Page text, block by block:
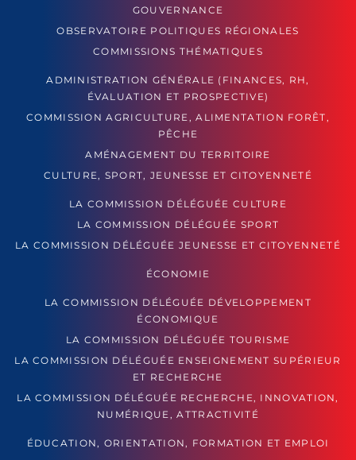
GOUVERNANCE
OBSERVATOIRE POLITIQUES RÉGIONALES
COMMISSIONS THÉMATIQUES
ADMINISTRATION GÉNÉRALE (FINANCES, RH,
ÉVALUATION ET PROSPECTIVE)
COMMISSION AGRICULTURE, ALIMENTATION FORÊT,
PÊCHE
AMÉNAGEMENT DU TERRITOIRE
CULTURE, SPORT, JEUNESSE ET CITOYENNETÉ
LA COMMISSION DÉLÉGUÉE CULTURE
LA COMMISSION DÉLÉGUÉE SPORT
LA COMMISSION DÉLÉGUÉE JEUNESSE ET CITOYENNETÉ
ÉCONOMIE
LA COMMISSION DÉLÉGUÉE DÉVELOPPEMENT
ÉCONOMIQUE
LA COMMISSION DÉLÉGUÉE TOURISME
LA COMMISSION DÉLÉGUÉE ENSEIGNEMENT SUPÉRIEUR
ET RECHERCHE
LA COMMISSION DÉLÉGUÉE RECHERCHE, INNOVATION,
NUMÉRIQUE, ATTRACTIVITÉ
ÉDUCATION, ORIENTATION, FORMATION ET EMPLOI